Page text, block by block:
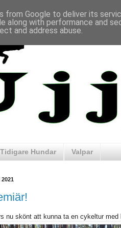
Tidigare Hundar Valpar
nu skönt att kunna ta en cykeltur med
from Google to deliver its
along with performance and
and address abuse.